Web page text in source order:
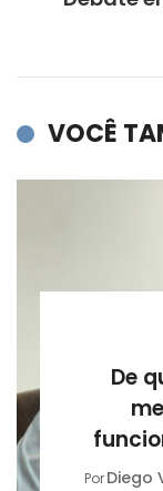
VOCÊ
De
PorDiego